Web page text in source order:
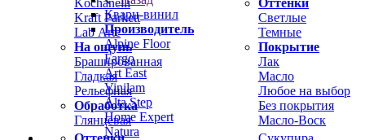
Kraft Parkett
Lab Arte
На ощупь
Брашированная
Гладкая
Рельефная
Обработка
Глянцевая
Светлые
Темные
Покрытие
Лак
Масло
Любое на выбор
Без покрытия
Масло-Воск
Кварц-винил
Производитель
Alpine Floor
Fargo
Art East
Vinilam
Alta Step
Home Expert
Natura